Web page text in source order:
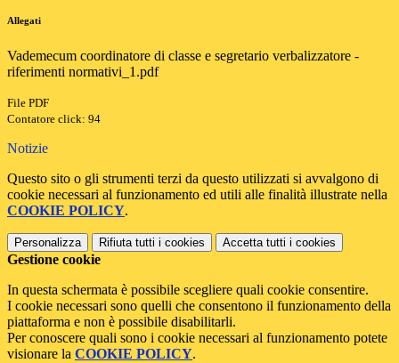
Allegati
Vademecum coordinatore di classe e segretario verbalizzatore -
riferimenti normativi_1.pdf
File PDF
Contatore click: 94
Notizie
Questo sito o gli strumenti terzi da questo utilizzati si avvalgono di
cookie necessari al funzionamento ed utili alle finalità illustrate nella
COOKIE POLICY.
Personalizza Rifiuta tutti i cookies Accetta tutti i cookies
Gestione cookie
In questa schermata è possibile scegliere quali cookie consentire.
I cookie necessari sono quelli che consentono il funzionamento della
piattaforma e non è possibile disabilitarli.
Per conoscere quali sono i cookie necessari al funzionamento potete
visionare la COOKIE POLICY.